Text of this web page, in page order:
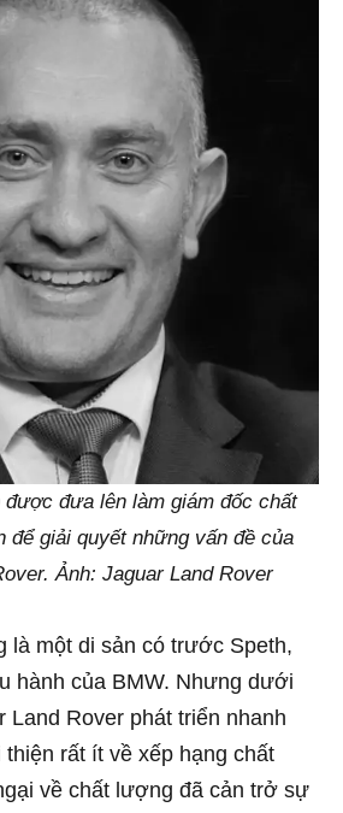
được đưa lên làm giám đốc chất
để giải quyết những vấn đề của
Ảnh: Jaguar Land Rover
là một di sản có trước Speth,
hành của BMW. Nhưng dưới
Land Rover phát triển nhanh
rất ít về xếp hạng chất
về chất lượng đã cản trở sự